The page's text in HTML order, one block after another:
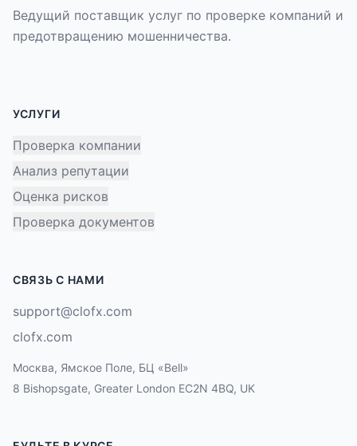
Ведущий поставщик услуг по проверке компаний и
предотвращению мошенничества.
УСЛУГИ
Проверка компании
Анализ репутации
Оценка рисков
Проверка документов
СВЯЗЬ С НАМИ
support@clofx.com
clofx.com
Москва, Ямское Поле, БЦ «Bell»
8 Bishopsgate, Greater London EC2N 4BQ, UK